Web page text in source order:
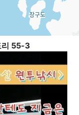
리 55-3